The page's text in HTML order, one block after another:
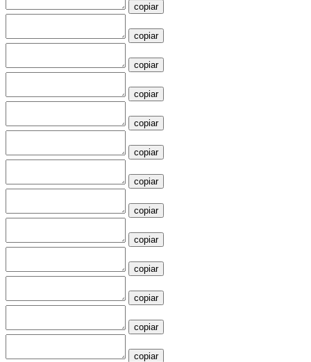
copiar
copiar
copiar
copiar
copiar
copiar
copiar
copiar
copiar
copiar
copiar
copiar
copiar